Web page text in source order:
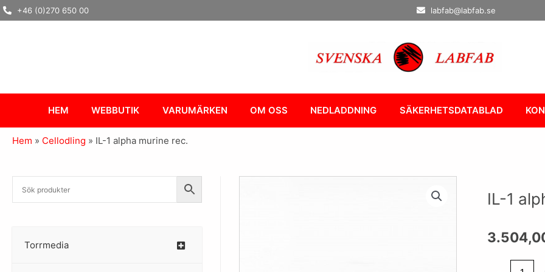
Hoppa
till
+46 (0)270 650 00 labfab@labfab.se
HEM WEBBUTIK VARUMÄRKEN OM OSS NEDLADDNING SÄKERHETSDATABLAD
Hem » Cellodling » IL-1 alpha murine rec.
Torrmedia
–
IL-1